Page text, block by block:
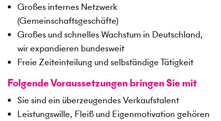
Großes internes Netzwerk
(Gemeinschaftsgeschäfte)
Großes und schnelles Wachstum in Deutschland,
wir expandieren bundesweit
Freie Zeiteinteilung und selbständige Tätigkeit
Folgende Voraussetzungen bringen Sie mit
Sie sind ein überzeugendes Verkaufstalent
Leistungswille, Fleiß und Eigenmotivation gehören